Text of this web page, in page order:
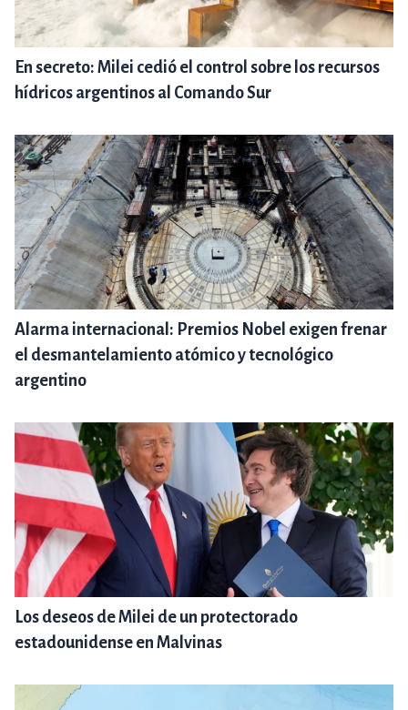
En secreto: Milei cedió el control sobre los recursos
hídricos argentinos al Comando Sur
Alarma internacional: Premios Nobel exigen frenar
el desmantelamiento atómico y tecnológico
argentino
Los deseos de Milei de un protectorado
estadounidense en Malvinas